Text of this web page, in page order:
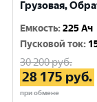
Грузовая,
Емкость:225 Ач
Пусковой ток:
30 200руб.
28 175 руб.
при обмене